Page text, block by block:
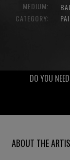
MEDIUM:
CATEGORY:
DO YOU
ABOUT THE